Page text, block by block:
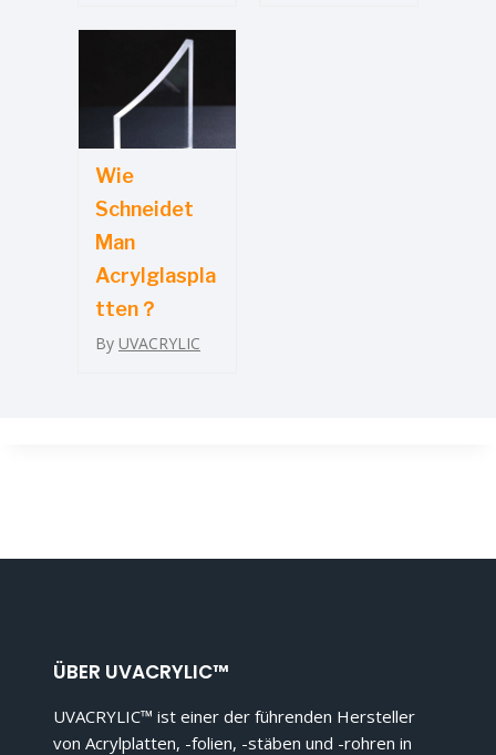
Wie
Schneidet
Man
Acrylglaspla
Tten？
By UVACRYLIC
ÜBER UVACRYLIC™
UVACRYLIC™ ist einer der führenden Hersteller
von Acrylplatten, -folien, -stäben und -rohren in